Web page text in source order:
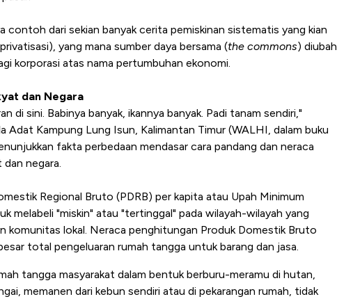
contoh dari sekian banyak cerita pemiskinan sistematis yang kian
yang mana sumber daya bersama (the commons) diubah
korporasi atas nama pertumbuhan ekonomi.
dan Negara
di sini. Babinya banyak, ikannya banyak. Padi tanam sendiri,"
Adat Kampung Lung Isun, Kalimantan Timur (WALHI, dalam buku
fakta perbedaan mendasar cara pandang dan neraca
negara.
Regional Bruto (PDRB) per kapita atau Upah Minimum
melabeli "miskin" atau "tertinggal" pada wilayah-wilayah yang
komunitas lokal. Neraca penghitungan Produk Domestik Bruto
total pengeluaran rumah tangga untuk barang dan jasa.
tangga masyarakat dalam bentuk berburu-meramu di hutan,
memanen dari kebun sendiri atau di pekarangan rumah, tidak